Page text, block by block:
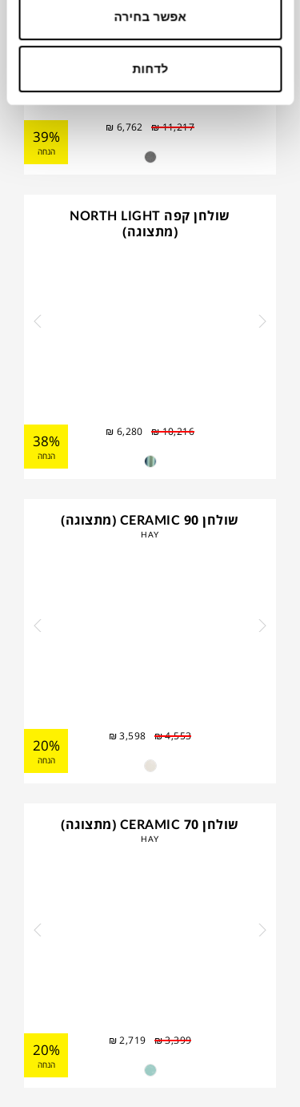
אפשר בחירה
לדחות
₪11,217
₪ 6,762
39%
הנחה
שולחן קפה NORTH LIGHT
(מתצוגה)
₪10,216
₪ 6,280
38%
הנחה
שולחן CERAMIC 90 (מתצוגה)
HAY
₪4,553
₪3,598
20%
הנחה
שולחן CERAMIC 70 (מתצוגה)
HAY
₪3,399
₪2,719
20%
הנחה